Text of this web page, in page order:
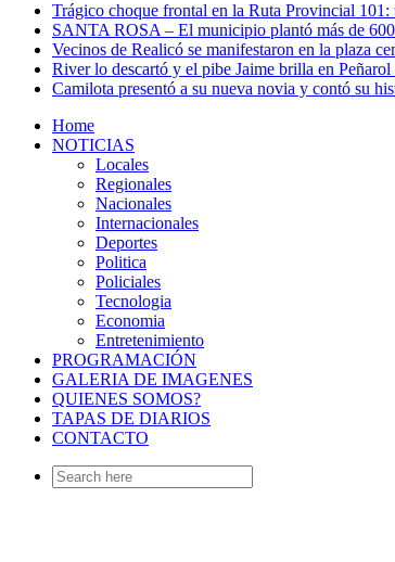
Trágico choque frontal en la Ruta Provincial
SANTA ROSA – El municipio plantó más de
Vecinos de Realicó se manifestaron en la plaza
River lo descartó y el pibe Jaime brilla en
Camilota presentó a su nueva novia y contó su
Home
NOTICIAS
Locales
Regionales
Nacionales
Internacionales
Deportes
Politica
Policiales
Tecnologia
Economia
Entretenimiento
PROGRAMACIÓN
GALERIA DE IMAGENES
QUIENES SOMOS?
TAPAS DE DIARIOS
CONTACTO
Search
for: